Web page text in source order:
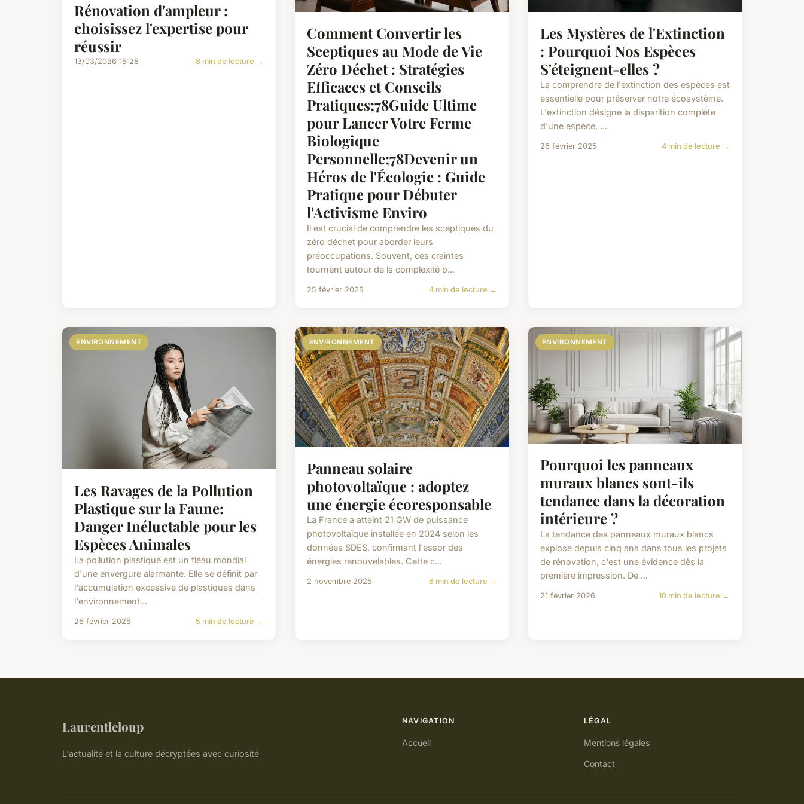
Rénovation d'ampleur :
choisissez l'expertise pour
réussir
13/03/2026 15:28 8 min de lecture →
Comment Convertir les
Sceptiques au Mode de Vie
Zéro Déchet : Stratégies
Efficaces et Conseils
Pratiques;78Guide Ultime
pour Lancer Votre Ferme
Biologique
Personnelle;78Devenir un
Héros de l'Écologie : Guide
Pratique pour Débuter
l'Activisme Enviro
Il est crucial de comprendre les sceptiques du
zéro déchet pour aborder leurs
préoccupations. Souvent, ces craintes
tournent autour de la complexité p...
25 février 2025 4 min de lecture →
Les Mystères de l'Extinction
: Pourquoi Nos Espèces
S'éteignent-elles ?
La comprendre de l'extinction des espèces est
essentielle pour préserver notre écosystème.
L'extinction désigne la disparition complète
d'une espèce, ...
26 février 2025 4 min de lecture →
ENVIRONNEMENT
Les Ravages de la Pollution
Plastique sur la Faune:
Danger Inéluctable pour les
Espèces Animales
La pollution plastique est un fléau mondial
d'une envergure alarmante. Elle se définit par
l'accumulation excessive de plastiques dans
l'environnement...
26 février 2025 5 min de lecture →
ENVIRONNEMENT
Panneau solaire
photovoltaïque : adoptez
une énergie écoresponsable
La France a atteint 21 GW de puissance
photovoltaïque installée en 2024 selon les
données SDES, confirmant l'essor des
énergies renouvelables. Cette c...
2 novembre 2025 6 min de lecture →
ENVIRONNEMENT
Pourquoi les panneaux
muraux blancs sont-ils
tendance dans la décoration
intérieure ?
La tendance des panneaux muraux blancs
explose depuis cinq ans dans tous les projets
de rénovation, c'est une évidence dès la
première impression. De ...
21 février 2026 10 min de lecture →
Laurentleloup
L'actualité et la culture décryptées avec curiosité
NAVIGATION
Accueil
LÉGAL
Mentions légales
Contact